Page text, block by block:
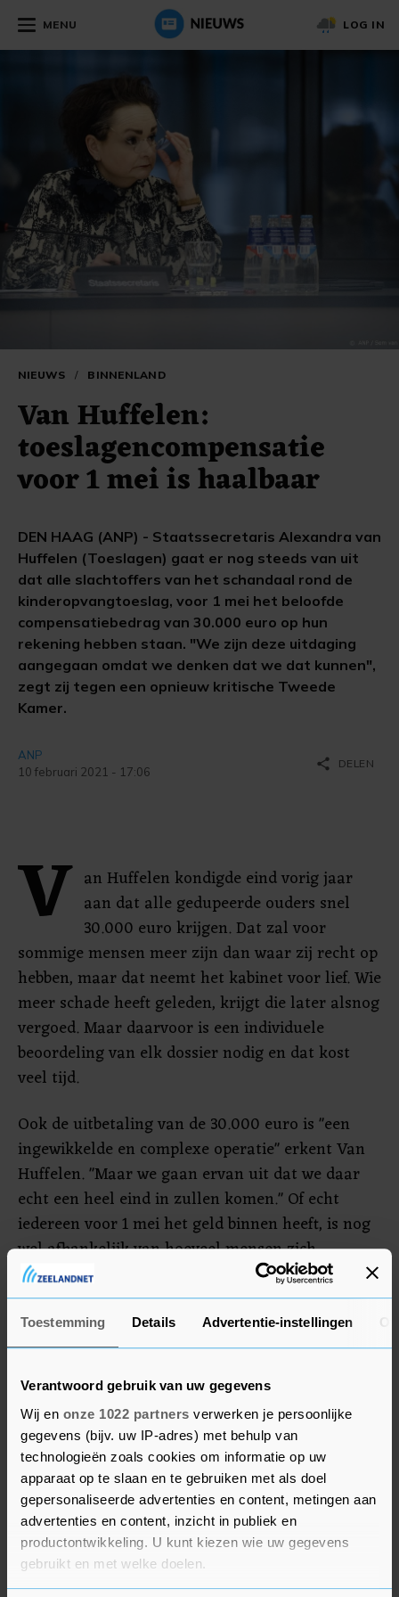
Toestemming Details Advertentie-instellingen
Verantwoord gebruik van uw gegevens
Wij en onze 1022 partners verwerken je persoonlijke
gegevens (bijv. uw IP-adres) met behulp van
technologieën zoals cookies om informatie op uw
apparaat op te slaan en te gebruiken met als doel
gepersonaliseerde advertenties en content, metingen aan
advertenties en content, inzicht in publiek en
productontwikkeling. U kunt kiezen wie uw gegevens
gebruikt en met welke doelen.
MENU LOG IN
NIEUWS / BINNENLAND
Van Huffelen:
toeslagencompensatie
voor 1 mei is haalbaar
DEN HAAG (ANP) - Staatssecretaris Alexandra van
Huffelen (Toeslagen) gaat er nog steeds van uit
dat alle slachtoffers van het schandaal rond de
kinderopvangtoeslag, voor 1 mei het beloofde
compensatiebedrag van 30.000 euro op hun
rekening hebben staan. "We zijn deze uitdaging
aangegaan omdat we denken dat we dat kunnen",
zegt zij tegen een opnieuw kritische Tweede
Kamer.
ANP
10 februari 2021 - 17:06
share DELEN
V an Huffelen kondigde eind vorig jaar
aan dat alle gedupeerde ouders snel
30.000 euro krijgen. Dat zal voor
sommige mensen meer zijn dan waar zij recht op
hebben, maar dat neemt het kabinet voor lief. Wie
meer schade heeft geleden, krijgt die later alsnog
vergoed. Maar daarvoor is een individuele
beoordeling van elk dossier nodig en dat kost
veel tijd.
Ook de uitbetaling van de 30.000 euro is "een
ingewikkelde en complexe operatie" erkent Van
Huffelen. "Maar we gaan ervan uit dat we daar
echt een heel eind in zullen komen." Of echt
iedereen voor 1 mei het geld binnen heeft, is nog
wel afhankelijk van hoeveel mensen zich
uiteindelijk melden. De teller staat tot dusver op
zo 'n 20.000. Maar daar zitten ook aanvragen
tussen van mensen die helemaal niet voor de
regeling in aanmerking komen.